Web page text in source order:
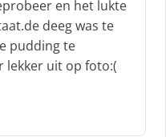
en het lukte
deeg was te
pudding te
lekker uit op foto:(